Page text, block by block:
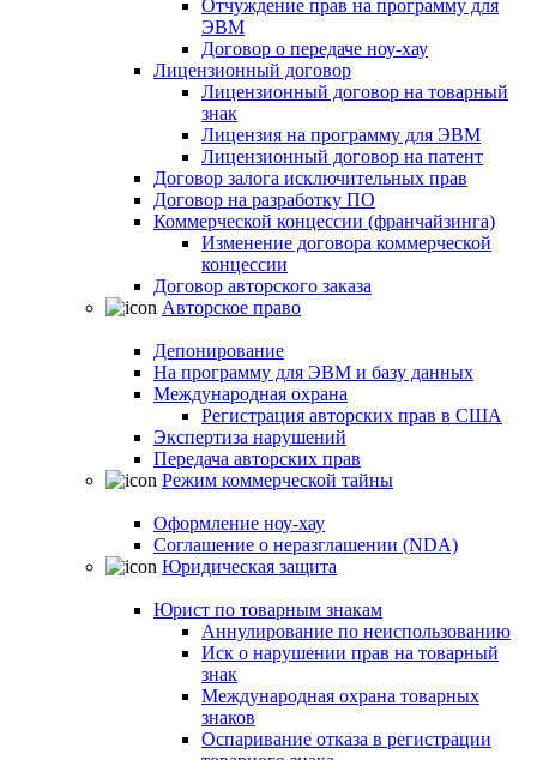
Отчуждение прав на программу для
ЭВМ
Договор о передаче ноу-хау
Лицензионный договор
Лицензионный договор на товарный
знак
Лицензия на программу для ЭВМ
Лицензионный договор на патент
Договор залога исключительных прав
Договор на разработку ПО
Коммерческой концессии (франчайзинга)
Изменение договора коммерческой
концессии
Договор авторского заказа
Авторское право
Депонирование
На программу для ЭВМ и базу данных
Международная охрана
Регистрация авторских прав в США
Экспертиза нарушений
Передача авторских прав
Режим коммерческой тайны
Оформление ноу-хау
Соглашение о неразглашении (NDA)
Юридическая защита
Юрист по товарным знакам
Аннулирование по неиспользованию
Иск о нарушении прав на товарный
знак
Международная охрана товарных
знаков
Оспаривание отказа в регистрации